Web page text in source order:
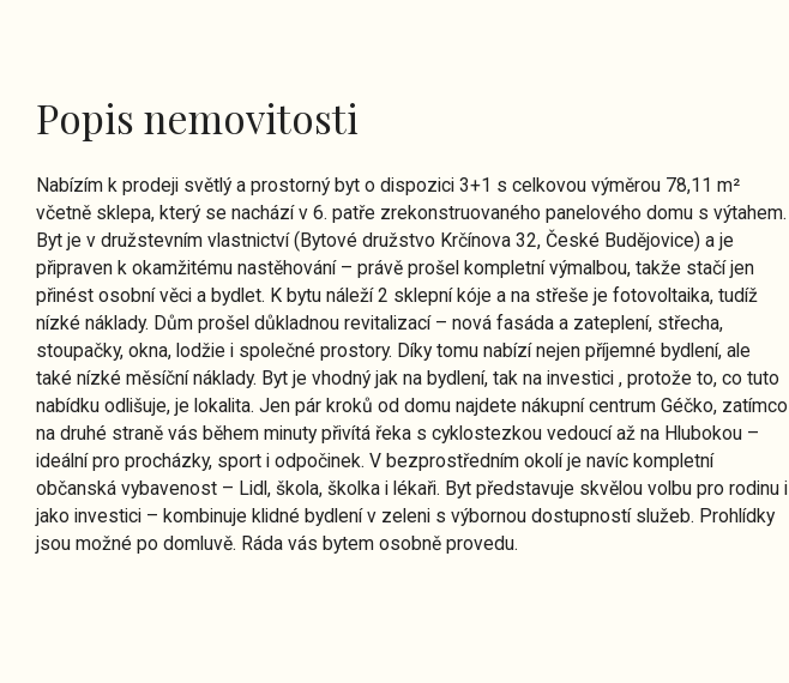
Popis nemovitosti
Nabízím k prodeji světlý a prostorný byt o dispozici 3+1 s celkovou výměrou 78,11 m²
včetně sklepa, který se nachází v 6. patře zrekonstruovaného panelového domu s výtahem.
Byt je v družstevním vlastnictví (Bytové družstvo Krčínova 32, České Budějovice) a je
připraven k okamžitému nastěhování – právě prošel kompletní výmalbou, takže stačí jen
přinést osobní věci a bydlet. K bytu náleží 2 sklepní kóje a na střeše je fotovoltaika, tudíž
nízké náklady. Dům prošel důkladnou revitalizací – nová fasáda a zateplení, střecha,
stoupačky, okna, lodžie i společné prostory. Díky tomu nabízí nejen příjemné bydlení, ale
také nízké měsíční náklady. Byt je vhodný jak na bydlení, tak na investici , protože to, co tuto
nabídku odlišuje, je lokalita. Jen pár kroků od domu najdete nákupní centrum Géčko, zatímco
na druhé straně vás během minuty přivítá řeka s cyklostezkou vedoucí až na Hlubokou –
ideální pro procházky, sport i odpočinek. V bezprostředním okolí je navíc kompletní
občanská vybavenost – Lidl, škola, školka i lékaři. Byt představuje skvělou volbu pro rodinu i
jako investici – kombinuje klidné bydlení v zeleni s výbornou dostupností služeb. Prohlídky
jsou možné po domluvě. Ráda vás bytem osobně provedu.